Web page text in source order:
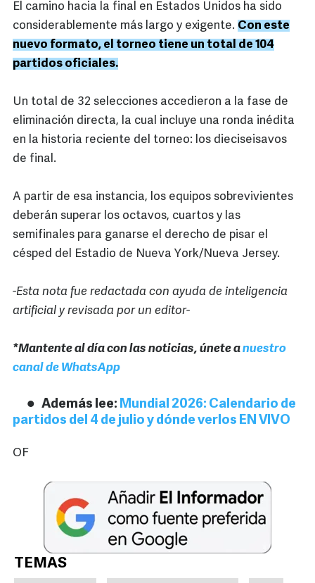
El camino hacia la final en Estados Unidos ha sido
considerablemente más largo y exigente. Con este
nuevo formato, el torneo tiene un total de 104
partidos oficiales.
Un total de 32 selecciones accedieron a la fase de
eliminación directa, la cual incluye una ronda inédita
en la historia reciente del torneo: los dieciseisavos
de final.
A partir de esa instancia, los equipos sobrevivientes
deberán superar los octavos, cuartos y las
semifinales para ganarse el derecho de pisar el
césped del Estadio de Nueva York/Nueva Jersey.
-Esta nota fue redactada con ayuda de inteligencia
artificial y revisada por un editor-
*Mantente al día con las noticias, únete anuestro
canal de WhatsApp
Además lee: Mundial 2026: Calendario de
partidos del 4 de julio y dónde verlos EN VIVO
OF
TEMAS